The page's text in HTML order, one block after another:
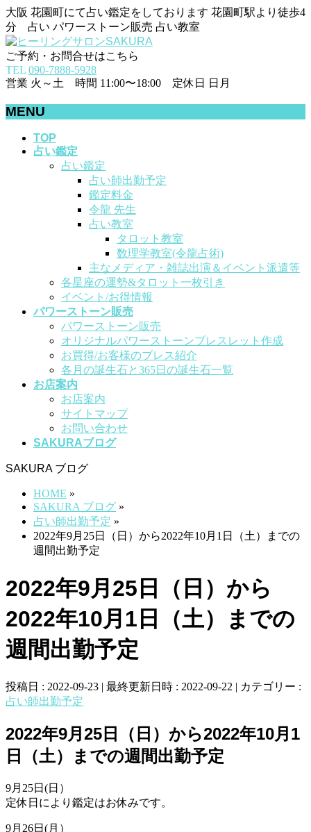
大阪 花園町にて占い鑑定をしております 花園町駅より徒歩4
分 占い パワーストーン販売 占い教室
ご予約・お問合せはこちら
TEL 090-7888-5928
営業 火～土 時間 11:00〜18:00 定休日 日月
MENU
TOP
占い鑑定
占い鑑定
占い師出勤予定
鑑定料金
令龍 先生
占い教室
タロット教室
数理学教室(令龍占術)
主なメディア・雑誌出演＆イベント派遣等
各星座の運勢&タロット一枚引き
イベント/お得情報
パワーストーン販売
パワーストーン販売
オリジナルパワーストーンブレスレット作成
お買得/お客様のブレス紹介
各月の誕生石と365日の誕生石一覧
お店案内
お店案内
サイトマップ
お問い合わせ
SAKURAブログ
SAKURA ブログ
HOME »
SAKURA ブログ »
占い師出勤予定 »
2022年9月25日（日）から2022年10月1日（土）までの
週間出勤予定
2022年9月25日（日）から
2022年10月1日（土）までの
週間出勤予定
投稿日 : 2022-09-23 最終更新日時 : 2022-09-22
カテゴリー :
占い師出勤予定
2022年9月25日（日）から2022年10月1
日（土）までの週間出勤予定
9月25日(日）
定休日により鑑定はお休みです。
9月26日(月）